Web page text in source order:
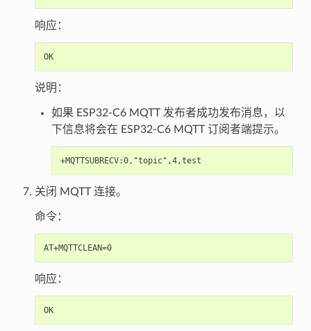
响应：
OK
说明：
如果 ESP32-C6 MQTT 发布者成功发布消息，以
下信息将会在 ESP32-C6 MQTT 订阅者端提示。
关闭 MQTT 连接。
命令：
AT+MQTTCLEAN=0
响应：
OK